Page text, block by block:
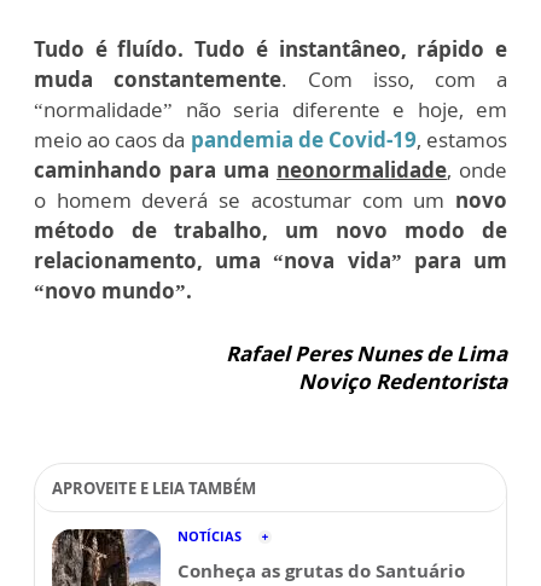
Tudo é fluído. Tudo é instantâneo, rápido e
muda constantemente. Com isso, com a
“normalidade” não seria diferente e hoje, em
meio ao caos da pandemia de Covid-19, estamos
caminhando para uma neonormalidade, onde
o homem deverá se acostumar com um novo
método de trabalho, um novo modo de
relacionamento, uma “nova vida” para um
“novo mundo”.
Rafael Peres Nunes de Lima
Noviço Redentorista
APROVEITE E LEIA TAMBÉM
NOTÍCIAS
Conheça as grutas do Santuário